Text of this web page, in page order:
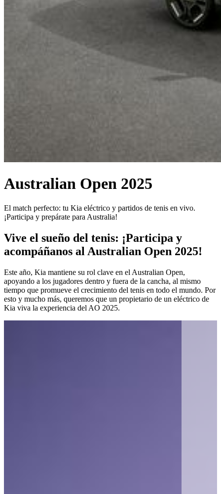
Australian Open 2025
El match perfecto: tu Kia eléctrico y partidos de tenis en vivo.
¡Participa y prepárate para Australia!
Vive el sueño del tenis: ¡Participa y
acompáñanos al Australian Open 2025!
Este año, Kia mantiene su rol clave en el Australian Open,
apoyando a los jugadores dentro y fuera de la cancha, al mismo
tiempo que promueve el crecimiento del tenis en todo el mundo. Por
esto y mucho más, queremos que un propietario de un eléctrico de
Kia viva la experiencia del AO 2025.